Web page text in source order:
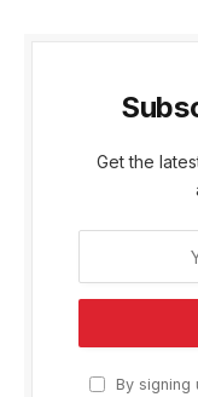
Get the
By signing